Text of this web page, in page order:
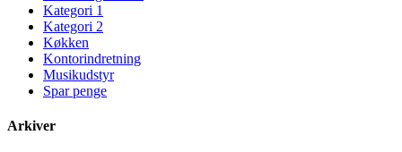
Kategori 1
Kategori 2
Køkken
Kontorindretning
Musikudstyr
Spar penge
Arkiver